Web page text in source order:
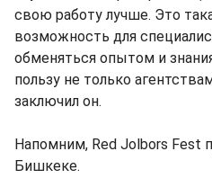
свою работу лучше. Это
возможность для
обменяться опытом и
пользу не только
заключил он.
Напомним, Red Jolbors Fest
Бишкеке.